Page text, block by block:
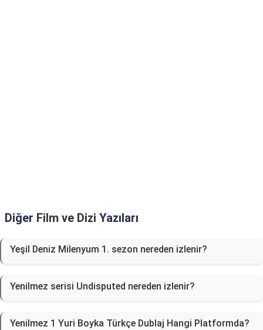
Diğer Film ve Dizi Yazıları
Yeşil Deniz Milenyum 1. sezon nereden izlenir?
Yenilmez serisi Undisputed nereden izlenir?
Yenilmez 1 Yuri Boyka Türkçe Dublaj Hangi Platformda?